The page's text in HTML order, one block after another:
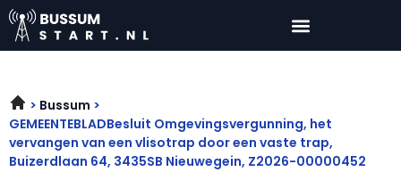
Bussum
GEMEENTEBLADBesluit Omgevingsvergunning, het
vervangen van een vlisotrap door een vaste trap,
Buizerdlaan 64, 3435SB Nieuwegein, Z2026-00000452